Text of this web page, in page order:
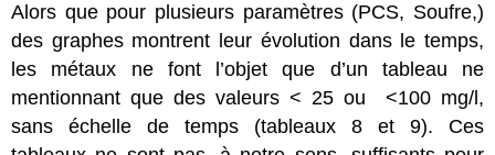
Alors que pour plusieurs paramètres (PCS, Soufre,)
des graphes montrent leur évolution dans le temps,
les métaux ne font l’objet que d’un tableau ne
mentionnant que des valeurs < 25 ou <100 mg/l,
sans échelle de temps (tableaux 8 et 9). Ces